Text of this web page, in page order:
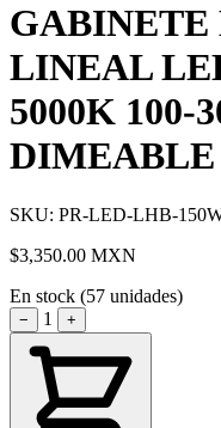
LINEAL
5000K 100-
DIMEABLE
SKU: PR-LED-LHB-
$3,350.00 MXN
En stock (57 unidades)
− 1 +